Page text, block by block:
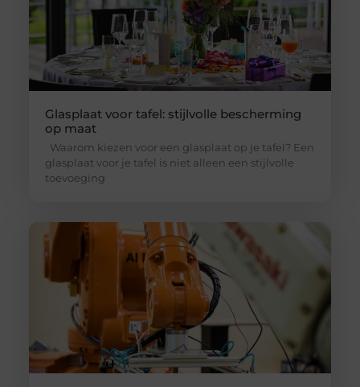
Glasplaat voor tafel: stijlvolle bescherming
op maat
Waarom kiezen voor een glasplaat op je tafel? Een
glasplaat voor je tafel is niet alleen een stijlvolle
toevoeging